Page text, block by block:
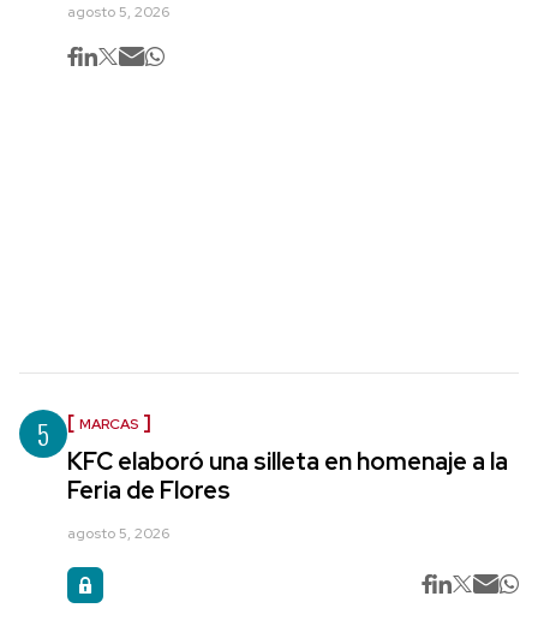
agosto 5, 2026
5 MARCAS
KFC elaboró una silleta en homenaje a la
Feria de Flores
agosto 5, 2026